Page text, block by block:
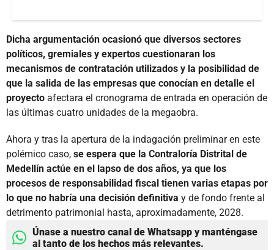
Dicha argumentación ocasionó que diversos sectores
políticos, gremiales y expertos cuestionaran los
mecanismos de contratación utilizados y la posibilidad de
que la salida de las empresas que conocían en detalle el
proyecto afectara el cronograma de entrada en operación de
las últimas cuatro unidades de la megaobra.
Ahora y tras la apertura de la indagación preliminar en este
polémico caso, se espera que la Contraloría Distrital de
Medellín actúe en el lapso de dos años, ya que los
procesos de responsabilidad fiscal tienen varias etapas por
lo que no habría una decisión definitiva y de fondo frente al
detrimento patrimonial hasta, aproximadamente, 2028.
Únase a nuestro canal de Whatsapp y manténgase
al tanto de los hechos más relevantes.